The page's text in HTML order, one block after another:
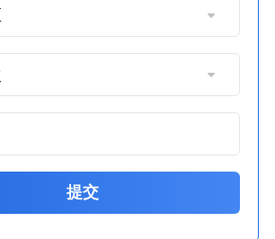
提交